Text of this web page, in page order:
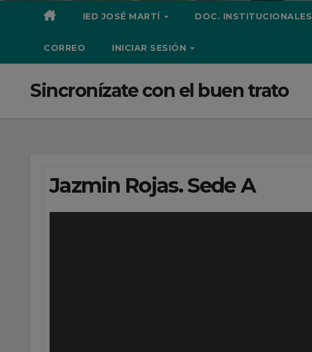
IED JOSÉ MARTÍ DOC. INSTITUCIONALES
CORREO INICIAR SESIÓN
Sincronízate con el buen trato
Jazmin Rojas. Sede A